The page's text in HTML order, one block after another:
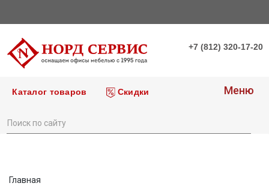
+7 (812) 320-17-20
Каталог товаров Скидки Меню
Главная